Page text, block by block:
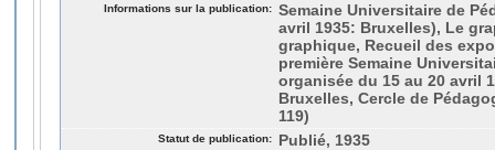
Informations sur la publication: Semaine Universitaire de
avril 1935: Bruxelles), Le
graphique, Recueil des
première Semaine
organisée du 15 au 20 avril
Bruxelles, Cercle de
119)
Statut de publication: Publié, 1935